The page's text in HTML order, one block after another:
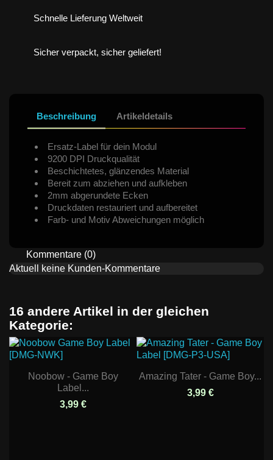
Schnelle Lieferung Weltweit
Sicher verpackt, sicher geliefert!
Beschreibung Artikeldetails
Ersatz-Label für dein Modul
9200 DPI Druckqualität
Beschichtetes, glänzendes Material
Bereit zum abziehen und aufkleben
2mm abgerundete Ecken
Druckdaten restauriert und aufbereitet
Farb- und Motiv Abweichungen möglich
Kommentare (0)
Aktuell keine Kunden-Kommentare
16 andere Artikel in der gleichen
Kategorie:
Noobow - Game Boy
Label...
3,99 €
Amazing Tater - Game Boy...
3,99 €